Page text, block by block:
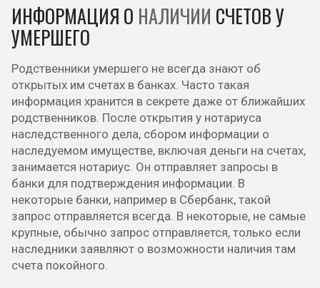
ИНФОРМАЦИЯ О НАЛИЧИИ СЧЕТОВ У
УМЕРШЕГО
Родственники умершего не всегда знают об
открытых им счетах в банках. Часто такая
информация хранится в секрете даже от ближайших
родственников. После открытия у нотариуса
наследственного дела, сбором информации о
наследуемом имуществе, включая деньги на счетах,
занимается нотариус. Он отправляет запросы в
банки для подтверждения информации. В
некоторые банки, например в Сбербанк, такой
запрос отправляется всегда. В некоторые, не самые
крупные, обычно запрос отправляется, только если
наследники заявляют о возможности наличия там
счета покойного.